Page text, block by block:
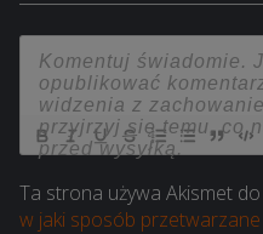
Ta strona używa Akismet
w jaki sposób